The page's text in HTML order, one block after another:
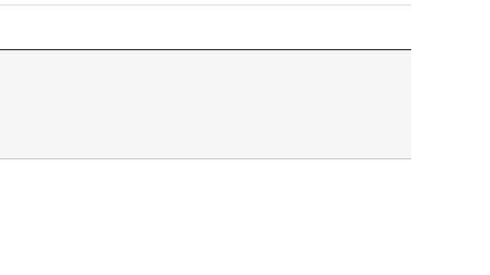
이
복
이
트
유